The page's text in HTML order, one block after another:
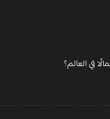
في العالم؟